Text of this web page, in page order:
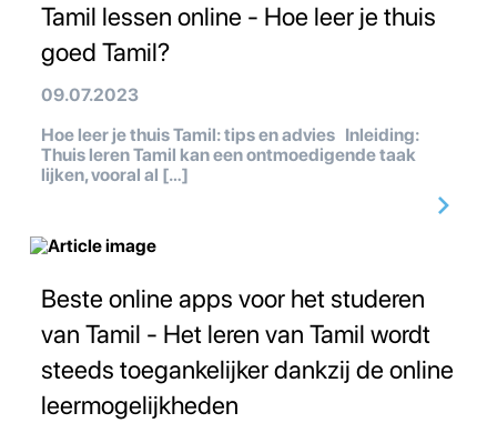
Tamil lessen online - Hoe leer je thuis
goed Tamil?
09.07.2023
Hoe leer je thuis Tamil: tips en advies Inleiding:
Thuis leren Tamil kan een ontmoedigende taak
lijken, vooral al […]
Beste online apps voor het studeren
van Tamil - Het leren van Tamil wordt
steeds toegankelijker dankzij de online
leermogelijkheden